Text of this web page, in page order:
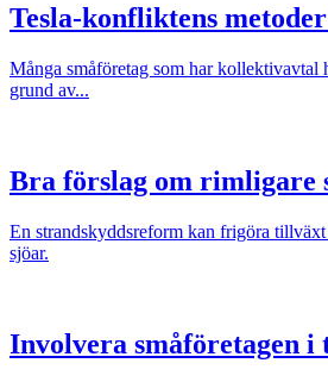
Tesla-konfliktens
Många småföretag som har kollektivavtal
grund av...
Bra förslag om rimligare
En strandskyddsreform kan frigöra
sjöar.
Involvera småföretagen i